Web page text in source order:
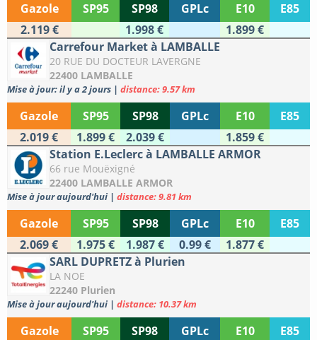
Gazole SP95 SP98 GPLc E10
E85
2.119 €
1.998 €
1.899 €
Carrefour Market à LAMBALLE
20 RUE DU DOCTEUR LAVERGNE
22400 LAMBALLE
Mise à jour: il y a 2 jours | distance: 9.57 km
Gazole SP95 SP98 GPLc E10
E85
2.019 €
1.899 € 2.039 €
1.859 €
Station E.Leclerc à LAMBALLE ARMOR
66 rue Mouëxigné
22400 LAMBALLE ARMOR
Mise à jour aujourd'hui | distance: 9.81 km
Gazole SP95 SP98 GPLc E10
E85
2.069 €
1.975 € 1.987 € 0.99 €
1.877 €
SARL DUPRETZ à Plurien
LA NOE
22240 Plurien
Mise à jour aujourd'hui | distance: 10.37 km
Gazole SP95 SP98 GPLc E10
E85